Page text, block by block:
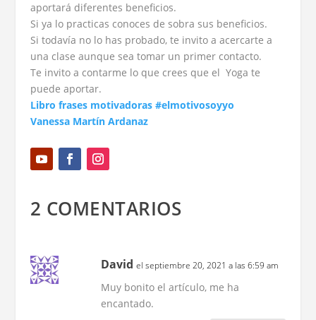
aportará diferentes beneficios.
Si ya lo practicas conoces de sobra sus beneficios.
Si todavía no lo has probado, te invito a acercarte a
una clase aunque sea tomar un primer contacto.
Te invito a contarme lo que crees que el Yoga te
puede aportar.
Libro frases motivadoras #elmotivosoyyo
Vanessa Martín Ardanaz
2 COMENTARIOS
David el septiembre 20, 2021 a las 6:59 am
Muy bonito el artículo, me ha
encantado.